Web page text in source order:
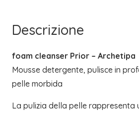
Descrizione
foam cleanser Prior – Archetipa
Mousse detergente, pulisce in
pelle morbida
La pulizia della pelle rappresenta